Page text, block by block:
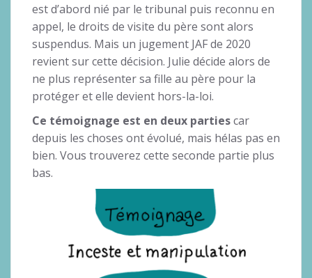
est d’abord nié par le tribunal puis reconnu en
appel, le droits de visite du père sont alors
suspendus. Mais un jugement JAF de 2020
revient sur cette décision. Julie décide alors de
ne plus représenter sa fille au père pour la
protéger et elle devient hors-la-loi.
Ce témoignage est en deux partiescar
depuis les choses ont évolué, mais hélas pas en
bien. Vous trouverez cette seconde partie plus
bas.